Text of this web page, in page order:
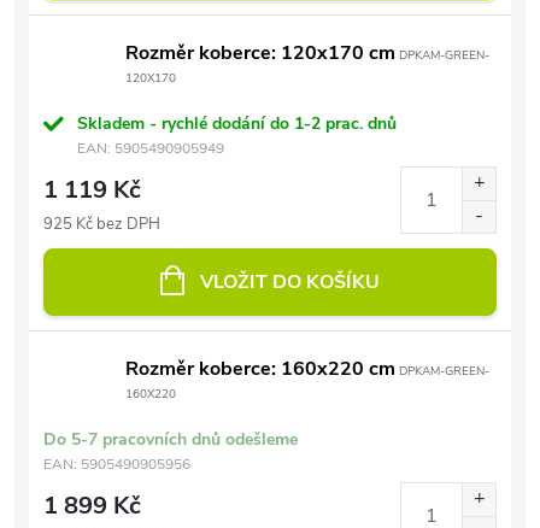
Rozměr koberce: 120x170 cm DPKAM-GREEN-
120X170
Skladem - rychlé dodání do 1-2 prac. dnů
EAN: 5905490905949
1 119 Kč
925 Kč bez DPH
VLOŽIT DO KOŠÍKU
Rozměr koberce: 160x220 cm DPKAM-GREEN-
160X220
Do 5-7 pracovních dnů odešleme
EAN: 5905490905956
1 899 Kč